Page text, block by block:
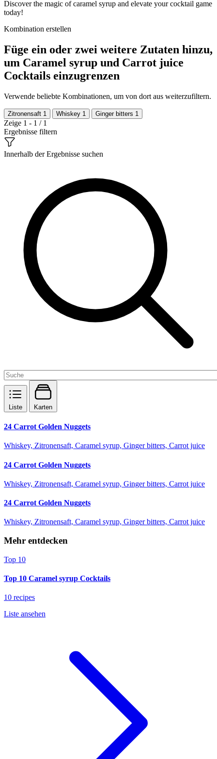
Discover the magic of caramel syrup and elevate your cocktail game
today!
Kombination erstellen
Füge ein oder zwei weitere Zutaten hinzu,
um Caramel syrup und Carrot juice
Cocktails einzugrenzen
Verwende beliebte Kombinationen, um von dort aus weiterzufiltern.
Zitronensaft 1 Whiskey 1 Ginger bitters 1
Zeige 1 - 1 / 1
Ergebnisse filtern
Innerhalb der Ergebnisse suchen
Liste Karten
24 Carrot Golden Nuggets
Whiskey, Zitronensaft, Caramel syrup, Ginger bitters, Carrot juice
24 Carrot Golden Nuggets
Whiskey, Zitronensaft, Caramel syrup, Ginger bitters, Carrot juice
24 Carrot Golden Nuggets
Whiskey, Zitronensaft, Caramel syrup, Ginger bitters, Carrot juice
Mehr entdecken
Top 10
Top 10 Caramel syrup Cocktails
10 recipes
Liste ansehen